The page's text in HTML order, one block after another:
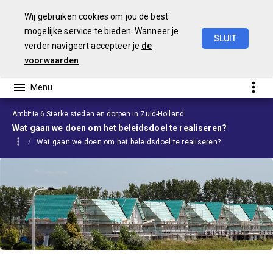
Wij gebruiken cookies om jou de best
mogelijke service te bieden. Wanneer je
verder navigeert accepteer je de
voorwaarden
SLUIT
Ambitie 6 Sterke steden en dorpen in Zuid-Holland
Wat gaan we doen om het beleidsdoel te realiseren?
Wat gaan we doen om het beleidsdoel te realiseren?